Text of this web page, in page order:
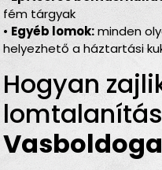
fém tárgyak
• Egyéb lomok:minden
helyezhető a háztartási
Hogyan
lomtalanítás